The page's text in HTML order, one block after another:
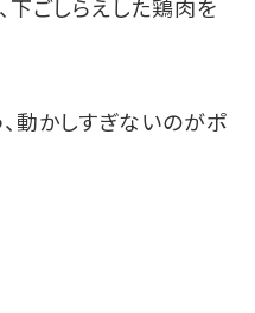
下ごしらえした鶏肉を
動かしすぎないのがポ